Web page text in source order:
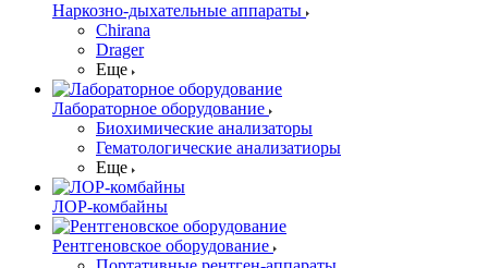
Наркозно-дыхательные аппараты
Chirana
Drager
Еще
Лабораторное оборудование
Биохимические анализаторы
Гематологические анализатиоры
Еще
ЛОР-комбайны
Рентгеновское оборудование